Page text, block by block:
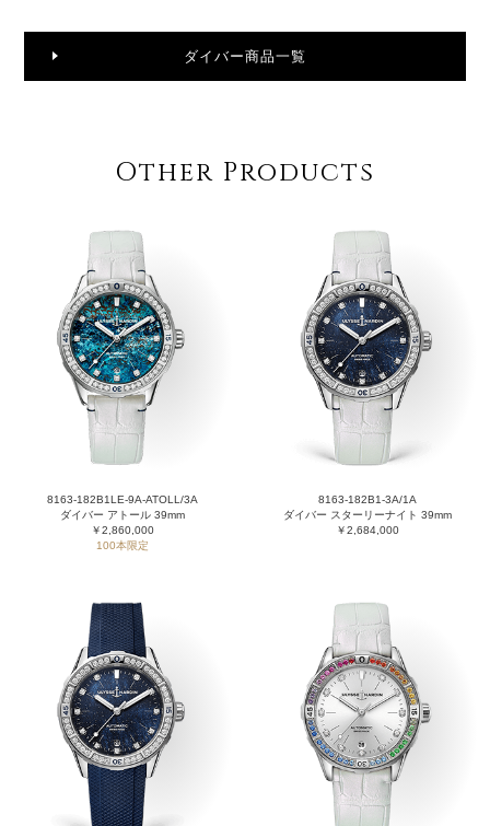
ダイバー商品一覧
Other Products
8163-182B1LE-9A-ATOLL/3A
ダイバー アトール 39mm
￥2,860,000
100本限定
8163-182B1-3A/1A
ダイバー スターリーナイト 39mm
￥2,684,000